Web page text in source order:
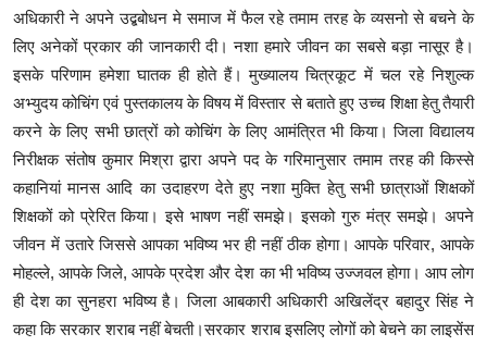
अधिकारी ने अपने उद्बबोधन मे समाज में फैल रहे तमाम तरह के व्यसनो से बचने के
लिए अनेकों प्रकार की जानकारी दी। नशा हमारे जीवन का सबसे बड़ा नासूर है।
इसके परिणाम हमेशा घातक ही होते हैं। मुख्यालय चित्रकूट में चल रहे निशुल्क
अभ्युदय कोचिंग एवं पुस्तकालय के विषय में विस्तार से बताते हुए उच्च शिक्षा हेतु तैयारी
करने के लिए सभी छात्रों को कोचिंग के लिए आमंत्रित भी किया। जिला विद्यालय
निरीक्षक संतोष कुमार मिश्रा द्वारा अपने पद के गरिमानुसार तमाम तरह की किस्से
कहानियां मानस आदि का उदाहरण देते हुए नशा मुक्ति हेतु सभी छात्राओं शिक्षकों
शिक्षकों को प्रेरित किया। इसे भाषण नहीं समझे। इसको गुरु मंत्र समझे। अपने
जीवन में उतारे जिससे आपका भविष्य भर ही नहीं ठीक होगा। आपके परिवार, आपके
मोहल्ले, आपके जिले, आपके प्रदेश और देश का भी भविष्य उज्जवल होगा। आप लोग
ही देश का सुनहरा भविष्य है। जिला आबकारी अधिकारी अखिलेंद्र बहादुर सिंह ने
कहा कि सरकार शराब नहीं बेचती।सरकार शराब इसलिए लोगों को बेचने का लाइसेंस